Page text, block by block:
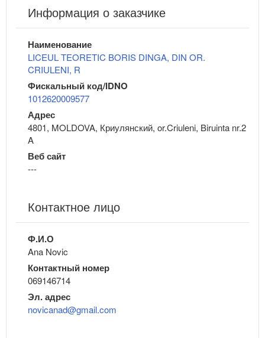
Информация о заказчике
Наименование
LICEUL TEORETIC BORIS DINGA, DIN OR.
CRIULENI, R
Фискальный код/IDNO
1012620009577
Адрес
4801, MOLDOVA, Криулянский, or.Criuleni, Biruinta nr.2
A
Веб сайт
---
Контактное лицо
Ф.И.О
Ana Novic
Контактный номер
069146714
Эл. адрес
novicanad@gmail.com